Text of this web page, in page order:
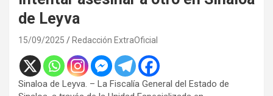
de Leyva
15/09/2025 Redacción ExtraOficial
Sinaloa de Leyva. – La Fiscalía General del Estado de